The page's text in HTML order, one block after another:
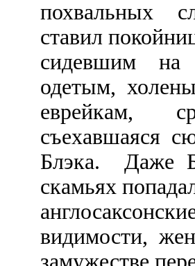
похвальных
ставил
сидевшим на
одетым,
еврейкам,
съехавшаяся
Блэка. Даже
скамьях
видимости,